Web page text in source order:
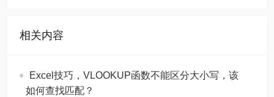
相关内容
Excel技巧，​​VLOOKUP函数不能区分大小写，该
如何查找匹配？